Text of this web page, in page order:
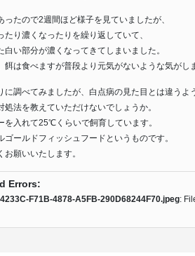
ったので2週間ほど様子を見ていましたが、
たり濃くなったりを繰り返していて、
白い部分が濃くなってきてしまいました。
餌は食べますが普段より元気がないような気がし
に調べてみましたが、白点病の見た目とは違うよ
処法を教えていただけないでしょうか。
を入れて25℃くらいで飼育しています。
ゴールドフィッシュフードというものです。
お願いいたします。
Errors:
F71B-4878-A5FB-290D68244F70.jpeg: